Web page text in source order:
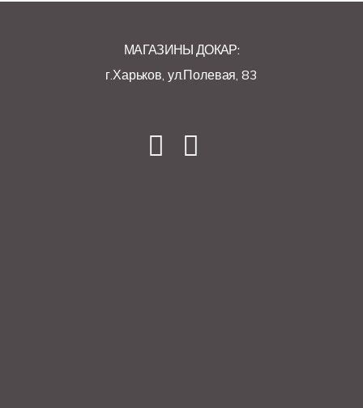
МАГАЗИНЫ ДОКАР:
г.Харьков, ул.Полевая, 83